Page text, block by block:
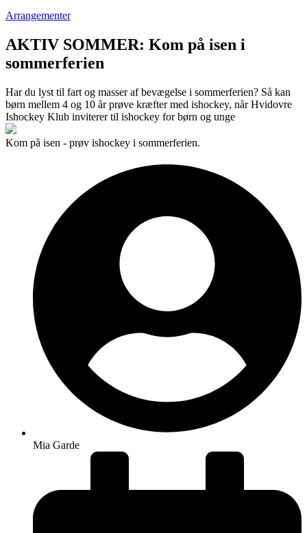
Arrangementer
AKTIV SOMMER: Kom på isen i
sommerferien
Har du lyst til fart og masser af bevægelse i sommerferien? Så kan
børn mellem 4 og 10 år prøve kræfter med ishockey, når Hvidovre
Ishockey Klub inviterer til ishockey for børn og unge
Kom på isen - prøv ishockey i sommerferien.
Mia Garde